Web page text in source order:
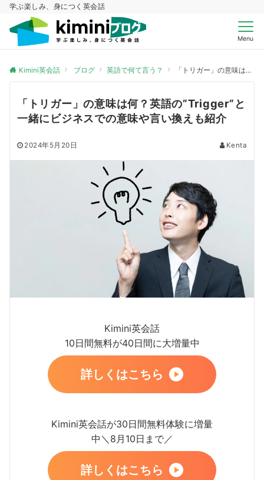
学ぶ楽しみ、身につく英会話
Menu
Kimini英会話 ブログ 英語で何て言う？ 「トリガー」の意味は何？英語の”Trigger”と一緒にビジネスでの意味や言い換えも紹介
「トリガー」の意味は何？英語の”Trigger”と
一緒にビジネスでの意味や言い換えも紹介
2024年5月20日 Kenta
Kimini英会話
10日間無料が40日間に大増量中
詳しくはこちら
Kimini英会話が30日間無料体験に増量
中＼8月10日まで／
詳しくはこちら